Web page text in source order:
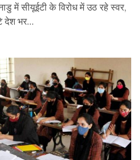
में सीयूईटी के विरोध में उठ रहे स्वर,
देश भर...